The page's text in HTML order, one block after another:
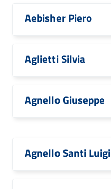
Aebisher Piero
Aglietti Silvia
Agnello Giuseppe
Agnello Santi Luigi